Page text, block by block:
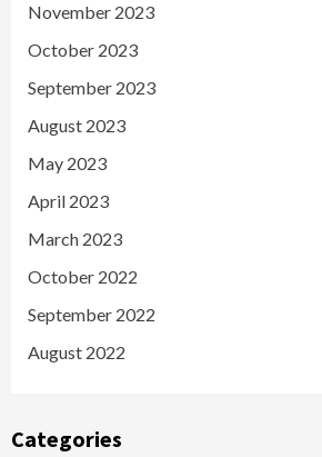
November 2023
October 2023
September 2023
August 2023
May 2023
April 2023
March 2023
October 2022
September 2022
August 2022
Categories